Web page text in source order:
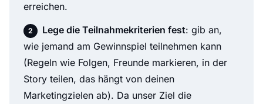
erreichen.
Lege die Teilnahmekriterien fest: gib an,
wie jemand am Gewinnspiel teilnehmen kann
(Regeln wie Folgen, Freunde markieren, in der
Story teilen, das hängt von deinen
Marketingzielen ab). Da unser Ziel die